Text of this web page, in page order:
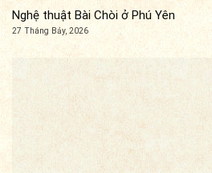
Nghệ thuật Bài Chòi ở Phú Yên
27 Tháng Bảy, 2026